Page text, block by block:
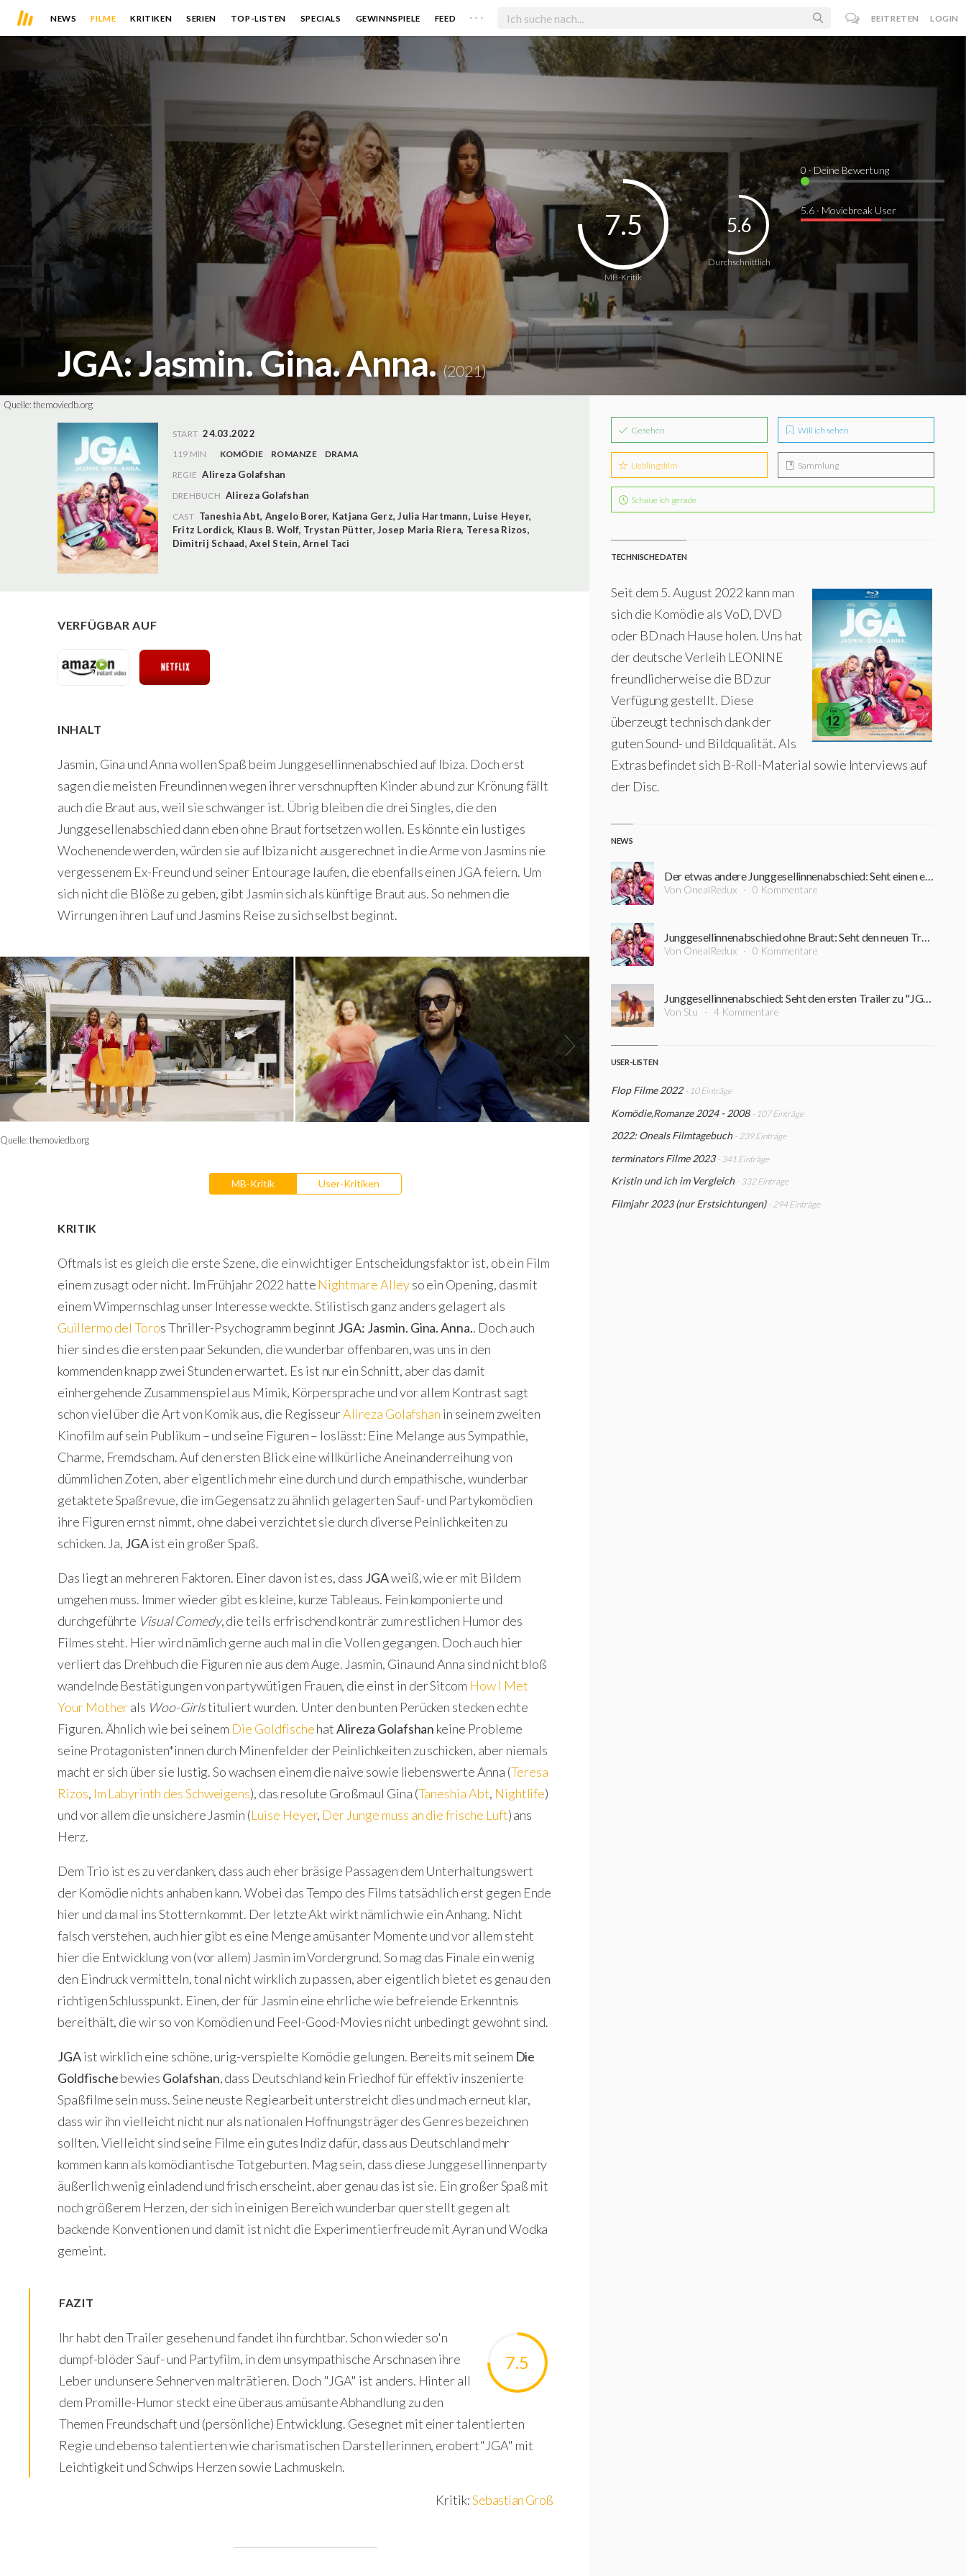
NEWS FILME KRITIKEN SERIEN TOP-LISTEN SPECIALS GEWINNSPIELE FEED . . . BEITRETEN LOGIN
JGA: Jasmin. Gina. Anna.(2021)
MB-Kritik
7.5
Durchschnittlich
5.6
0 · Deine Bewertung
5.6 · Moviebreak User
Quelle:themoviedb.org
START 24.03.2022
119 MIN KOMÖDIE ROMANZE
DRAMA
REGIE Alireza Golafshan
DREHBUCH Alireza Golafshan
CAST Taneshia Abt, Angelo Borer, Katjana Gerz,Julia Hartmann, Luise Heyer,
Fritz Lordick, Klaus B. Wolf, Trystan Pütter,Josep Maria Riera, Teresa Rizos,
Dimitrij Schaad,Axel Stein, Arnel Taci
VERFÜGBAR AUF
INHALT
Jasmin, Gina und Anna wollen Spaß beim Junggesellinnenabschied auf Ibiza. Doch erst
sagen die meisten Freundinnen wegen ihrer verschnupften Kinder ab und zur Krönung fällt
auch die Braut aus, weil sie schwanger ist. Übrig bleiben die drei Singles, die den
Junggesellenabschied dann eben ohne Braut fortsetzen wollen. Es könnte ein lustiges
Wochenende werden, würden sie auf Ibiza nicht ausgerechnet in die Arme von Jasmins nie
vergessenem Ex-Freund und seiner Entourage laufen, die ebenfalls einen JGA feiern. Um
sich nicht die Blöße zu geben, gibt Jasmin sich als künftige Braut aus. So nehmen die
Wirrungen ihren Lauf und Jasmins Reise zu sich selbst beginnt.
Quelle:themoviedb.org
MB-Kritik User-Kritiken
KRITIK
Oftmals ist es gleich die erste Szene, die ein wichtiger Entscheidungsfaktor ist, ob ein Film
einem zusagt oder nicht. Im Frühjahr 2022 hatte Nightmare Alleyso ein Opening, das mit
einem Wimpernschlag unser Interesse weckte. Stilistisch ganz anders gelagert als
Guillermo del Toros Thriller-Psychogramm beginnt JGA: Jasmin. Gina. Anna.. Doch auch
hier sind es die ersten paar Sekunden, die wunderbar offenbaren, was uns in den
kommenden knapp zwei Stunden erwartet. Es ist nur ein Schnitt, aber das damit
einhergehende Zusammenspiel aus Mimik, Körpersprache und vor allem Kontrast sagt
schon viel über die Art von Komik aus, die RegisseurAlireza Golafshan in seinem zweiten
Kinofilm auf sein Publikum – und seine Figuren – loslässt: Eine Melange aus Sympathie,
Charme, Fremdscham. Auf den ersten Blick eine willkürliche Aneinanderreihung von
dümmlichen Zoten, aber eigentlich mehr eine durch und durch empathische, wunderbar
getaktete Spaßrevue, die im Gegensatz zu ähnlich gelagerten Sauf- und Partykomödien
ihre Figuren ernst nimmt, ohne dabei verzichtet sie durch diverse Peinlichkeiten zu
schicken. Ja, JGAist ein großer Spaß.
Das liegt an mehreren Faktoren. Einer davon ist es, dass JGAweiß, wie er mit Bildern
umgehen muss. Immer wieder gibt es kleine, kurze Tableaus. Fein komponierte und
durchgeführte Visual Comedy, die teils erfrischend konträr zum restlichen Humor des
Filmes steht. Hier wird nämlich gerne auch mal in die Vollen gegangen. Doch auch hier
verliert das Drehbuch die Figuren nie aus dem Auge. Jasmin, Gina und Anna sind nicht bloß
wandelnde Bestätigungen von partywütigen Frauen, die einst in der Sitcom How I Met
Your Motherals Woo-Girlstituliert wurden. Unter den bunten Perücken stecken echte
Figuren. Ähnlich wie bei seinem Die GoldfischehatAlireza Golafshan keine Probleme
seine Protagonisten*innen durch Minenfelder der Peinlichkeiten zu schicken, aber niemals
macht er sich über sie lustig. So wachsen einem die naive sowie liebenswerte Anna (Teresa
Rizos, Im Labyrinth des Schweigens), das resolute Großmaul Gina (Taneshia Abt, Nightlife)
und vor allem die unsichere Jasmin (Luise Heyer, Der Junge muss an die frische Luft) ans
Herz.
Dem Trio ist es zu verdanken, dass auch eher bräsige Passagen dem Unterhaltungswert
der Komödie nichts anhaben kann. Wobei das Tempo des Films tatsächlich erst gegen Ende
hier und da mal ins Stottern kommt. Der letzte Akt wirkt nämlich wie ein Anhang. Nicht
falsch verstehen, auch hier gibt es eine Menge amüsanter Momente und vor allem steht
hier die Entwicklung von (vor allem) Jasmin im Vordergrund. So mag das Finale ein wenig
den Eindruck vermitteln, tonal nicht wirklich zu passen, aber eigentlich bietet es genau den
richtigen Schlusspunkt. Einen, der für Jasmin eine ehrliche wie befreiende Erkenntnis
bereithält, die wir so von Komödien und Feel-Good-Movies nicht unbedingt gewohnt sind.
JGAist wirklich eine schöne, urig-verspielte Komödie gelungen. Bereits mit seinem Die
Goldfischebewies Golafshan, dass Deutschland kein Friedhof für effektiv inszenierte
Spaßfilme sein muss. Seine neuste Regiearbeit unterstreicht dies und mach erneut klar,
dass wir ihn vielleicht nicht nur als nationalen Hoffnungsträger des Genres bezeichnen
sollten. Vielleicht sind seine Filme ein gutes Indiz dafür, dass aus Deutschland mehr
kommen kann als komödiantische Totgeburten. Mag sein, dass diese Junggesellinnenparty
äußerlich wenig einladend und frisch erscheint, aber genau das ist sie. Ein großer Spaß mit
noch größerem Herzen, der sich in einigen Bereich wunderbar quer stellt gegen alt
backende Konventionen und damit ist nicht die Experimentierfreude mit Ayran und Wodka
gemeint.
FAZIT
7.5
Ihr habt den Trailer gesehen und fandet ihn furchtbar. Schon wieder so'n
dumpf-blöder Sauf- und Partyfilm, in dem unsympathische Arschnasen ihre
Leber und unsere Sehnerven malträtieren. Doch "JGA" ist anders. Hinter all
dem Promille-Humor steckt eine überaus amüsante Abhandlung zu den
Themen Freundschaft und (persönliche) Entwicklung. Gesegnet mit einer talentierten
Regie und ebenso talentierten wie charismatischen Darstellerinnen, erobert"JGA" mit
Leichtigkeit und Schwips Herzen sowie Lachmuskeln.
Kritik:Sebastian Groß
Gesehen Will ich sehen
Lieblingsfilm Sammlung
Schaue ich gerade
TECHNISCHE DATEN
Seit dem 5. August 2022 kann man
sich die Komödie als VoD, DVD
oder BD nach Hause holen. Uns hat
der deutsche Verleih LEONINE
freundlicherweise die BD zur
Verfügung gestellt. Diese
überzeugt technisch dank der
guten Sound- und Bildqualität. Als
Extras befindet sich B-Roll-Material sowie Interviews auf
der Disc.
NEWS
Der etwas andere Junggesellinnenabschied: Seht einen exklusiven Film-Clip zu "JGA" von den Machern von "Die Goldfische"
Von OnealRedux 0 Kommentare
Junggesellinnenabschied ohne Braut: Seht den neuen Trailer zu "JGA" von den Machern von "Die Goldfische"
Von OnealRedux 0 Kommentare
Junggesellinnenabschied: Seht den ersten Trailer zu "JGA" von den Machern von "Die Goldfische"
Von Stu 4 Kommentare
USER-LISTEN
Flop Filme 2022 - 10 Einträge
Komödie,Romanze 2024 - 2008 - 107 Einträge
2022: Oneals Filmtagebuch - 239 Einträge
terminators Filme 2023 - 341 Einträge
Kristin und ich im Vergleich - 332 Einträge
Filmjahr 2023 (nur Erstsichtungen) - 294 Einträge